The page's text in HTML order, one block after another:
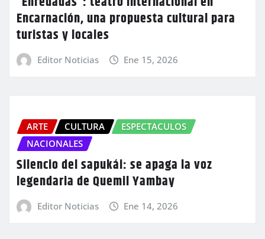
Encarnación, una propuesta cultural para
turistas y locales
Editor Noticias Ene 15, 2026
ARTE CULTURA
ESPECTACULOS
NACIONALES
Silencio del sapukái: se apaga la voz
legendaria de Quemil Yambay
Editor Noticias Ene 14, 2026